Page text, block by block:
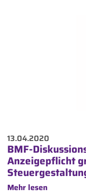
13.04.2020
BMF-
Anzeigepflicht
Mehr lesen